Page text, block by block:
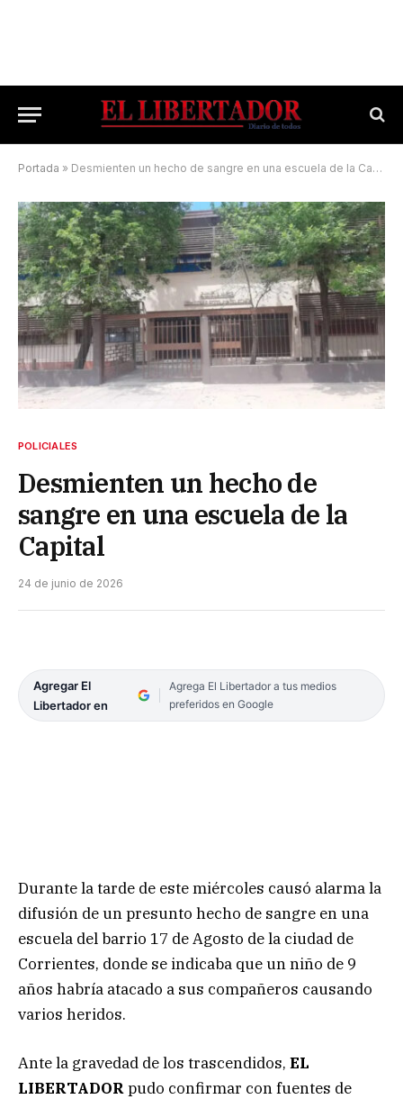
Portada » Desmienten un hecho de sangre en una escuela de la Capital
POLICIALES
Desmienten un hecho de
sangre en una escuela de la
Capital
24 de junio de 2026
Agregar El
Libertador en
Agrega El Libertador a tus medios
preferidos en Google
Durante la tarde de este miércoles causó alarma la
difusión de un presunto hecho de sangre en una
escuela del barrio 17 de Agosto de la ciudad de
Corrientes, donde se indicaba que un niño de 9
años habría atacado a sus compañeros causando
varios heridos.
Ante la gravedad de los trascendidos, EL
LIBERTADORpudo confirmar con fuentes de